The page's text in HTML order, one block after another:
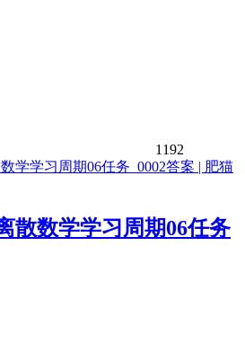
1192
散数学学习周期06任务